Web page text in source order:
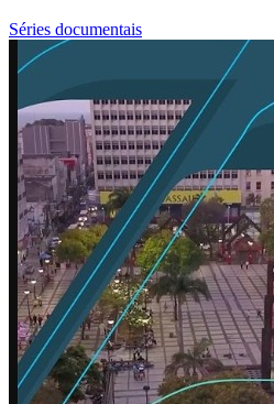
Séries documentais